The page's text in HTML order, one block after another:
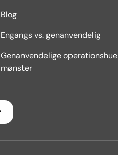
Blog
Engangs vs. genanvendelig
Genanvendelige operationshue
mønster